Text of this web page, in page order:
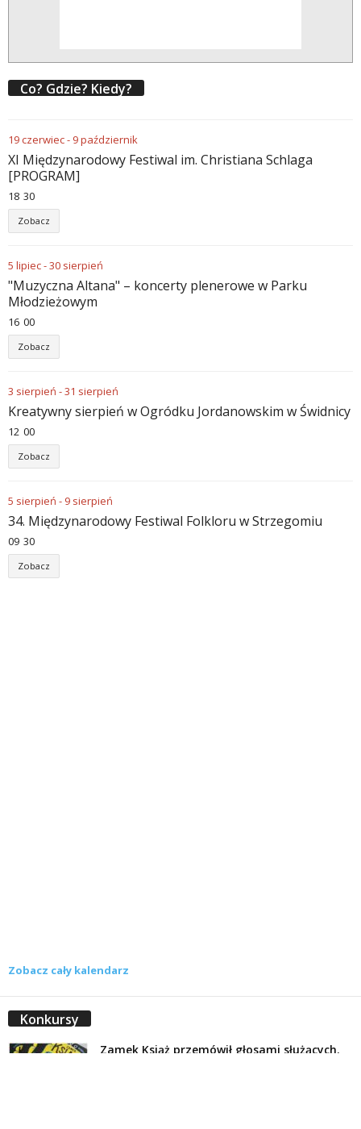
Co? Gdzie? Kiedy?
19czerwiec- 9październik
XI Międzynarodowy Festiwal im. Christiana Schlaga
[PROGRAM]
18 30
Zobacz
5 lipiec-30 sierpień
"Muzyczna Altana" – koncerty plenerowe w Parku
Młodzieżowym
16 00
Zobacz
3 sierpień -31 sierpień
Kreatywny sierpień w Ogródku Jordanowskim w Świdnicy
12 00
Zobacz
5 sierpień - 9 sierpień
34. Międzynarodowy Festiwal Folkloru w Strzegomiu
09 30
Zobacz
Zobacz cały kalendarz
Konkursy
Zamek Książ przemówił głosami służących.